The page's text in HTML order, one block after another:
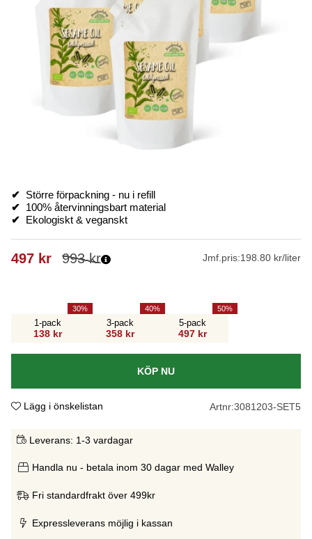
✔ Större förpackning - nu i refill
✔ 100% återvinningsbart material
✔
Ekologiskt & veganskt
993kr
497 kr Jmf.pris:198.80 kr/liter
1-pack
138 kr
30
3-pack
358 kr
40
5-pack
497 kr
50
KÖP NU
Lägg i önskelistan Artnr:3081203-SET5
Leverans: 1-3 vardagar
Handla nu - betala inom 30 dagar med Walley
Fri standardfrakt över 499kr
Expressleverans möjlig i kassan